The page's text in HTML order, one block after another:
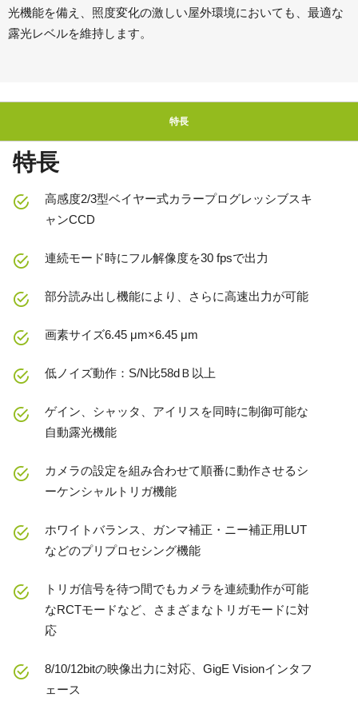
光機能を備え、照度変化の激しい屋外環境においても、最適な
露光レベルを維持します。
特長
特長
高感度2/3型ベイヤー式カラープログレッシブスキ
ャンCCD
連続モード時にフル解像度を30 fpsで出力
部分読み出し機能により、さらに高速出力が可能
画素サイズ6.45 μm×6.45 μm
低ノイズ動作：S/N比58dＢ以上
ゲイン、シャッタ、アイリスを同時に制御可能な
自動露光機能
カメラの設定を組み合わせて順番に動作させるシ
ーケンシャルトリガ機能
ホワイトバランス、ガンマ補正・ニー補正用LUT
などのプリプロセシング機能
トリガ信号を待つ間でもカメラを連続動作が可能
なRCTモードなど、さまざまなトリガモードに対
応
8/10/12bitの映像出力に対応、GigE Visionインタフ
ェース